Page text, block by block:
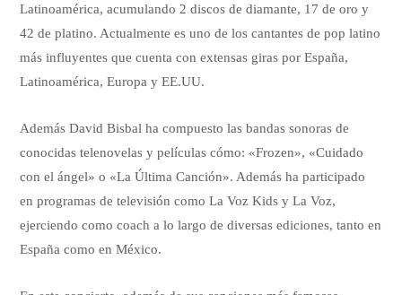
Latinoamérica, acumulando 2 discos de diamante, 17 de oro y
42 de platino. Actualmente es uno de los cantantes de pop latino
más influyentes que cuenta con extensas giras por España,
Latinoamérica, Europa y EE.UU.
Además David Bisbal ha compuesto las bandas sonoras de
conocidas telenovelas y películas cómo: «Frozen», «Cuidado
con el ángel» o «La Última Canción». Además ha participado
en programas de televisión como La Voz Kids y La Voz,
ejerciendo como coach a lo largo de diversas ediciones, tanto en
España como en México.